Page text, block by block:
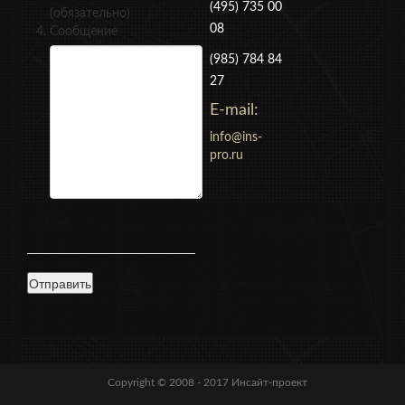
(обязательно)
Сообщение
(495) 735 00
08
(985) 784 84
27
E-mail:
info@ins-
pro.ru
Copyright © 2008 - 2017 Инсайт-проект